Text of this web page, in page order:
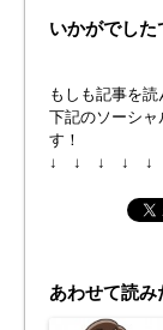
いかがでし
もしも記事を読
下記のソーシ
す！
↓ ↓ ↓ ↓
あわせて読み